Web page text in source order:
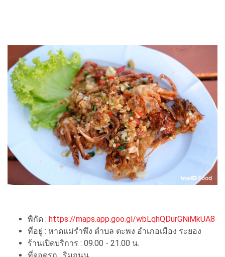
พิกัด : https://maps.app.goo.gl/wbLqhQDurGNiMkUA8
ที่อยู่ : หาดแม่รำพึง ตำบล ตะพง อำเภอเมือง ระยอง
ร้านเปิดบริการ : 09.00 - 21.00 น.